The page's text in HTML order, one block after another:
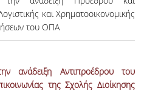
και Χρηματοοικονομικής
του ΟΠΑ
ανάδειξη Αντιπροέδρου του
της Σχολής Διοίκησης